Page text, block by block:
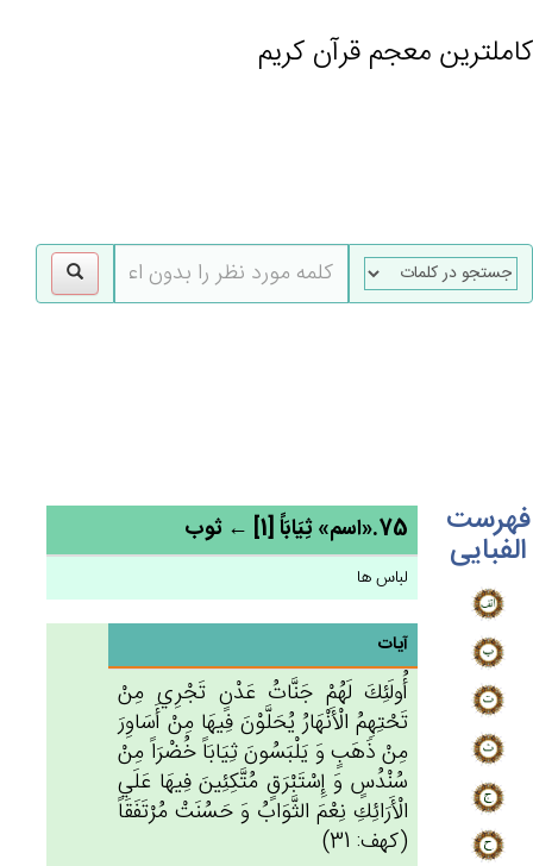
کاملترین معجم قرآن کریم
فهرست
الفبایی 75.«اسم» ثِيَابَاً [1] ← ثوب
لباس ها
آیات
أُولَئِك‌َ لَهُم‌ْ جَنَّات‌ُ عَدْن‌ٍ تَجْرِي‌ مِنْ‌
تَحْتِهِم‌ُ الْأَنْهَارُ يُحَلَّوْن‌َ فِيهَا مِن‌ْ أَسَاوِرَ
مِنْ‌ ذَهَب‌ٍ وَ يَلْبَسُون‌َ ثِيَابَاً خُضْرَاً مِنْ‌
سُنْدُس‌ٍ وَ إِسْتَبْرَق‌ٍ مُتَّكِئِين‌َ فِيهَا عَلَي‌
الْأَرَائِك‌ِ نِعْم‌َ الثَّوَاب‌ُ وَ حَسُنَت‌ْ مُرْتَفَقَاً
(كهف: 31)